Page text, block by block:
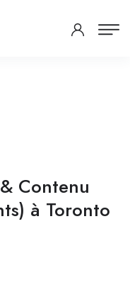
Contenu
à Toronto